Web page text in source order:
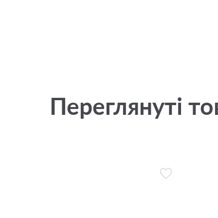
Переглянуті